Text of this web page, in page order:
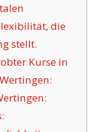
die
stellt.
Kurse in